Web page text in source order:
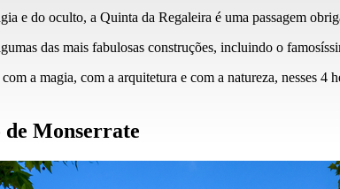
e do oculto, a Quinta da Regaleira é uma passagem
das mais fabulosas construções, incluindo o
a magia, com a arquitetura e com a natureza, nesses 4
de Monserrate